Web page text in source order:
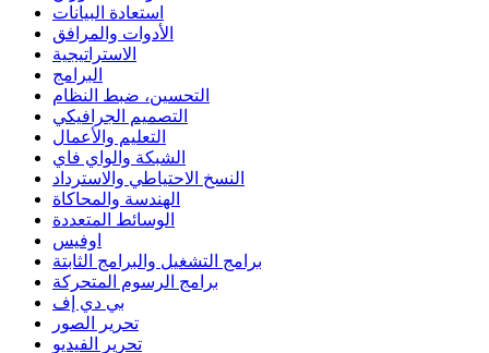
استعادة البيانات
الأدوات والمرافق
الاستراتيجية
البرامج
التحسين، ضبط النظام
التصميم الجرافيكي
التعليم والأعمال
الشبكة والواي فاي
النسخ الاحتياطي والاسترداد
الهندسة والمحاكاة
الوسائط المتعددة
اوفيس
برامج التشغيل والبرامج الثابتة
برامج الرسوم المتحركة
بي دي إف
تحرير الصور
تحرير الفيديو